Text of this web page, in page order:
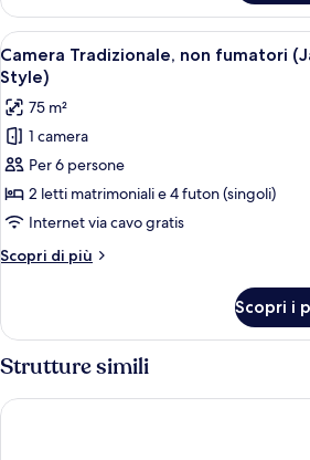
(Japanese
Suite)
in
stile
giapponese,
non
fumatori
(Japanese
Suite)
Apri
tutte
le
foto
per
Camera
Tradizionale,
non
fumatori
(Japanese
Style)
6
Camera Tradizionale, non fumatori
Style)
75 m²
1 camera
Per 6 persone
2 letti matrimoniali e 4 futon (singoli)
Internet via cavo gratis
Scopri di più
Altri
Tradizionale,
non
fumatori
(Japanese
Western
Scopri i
Strutture simili
Centurion Hotel Ikebukuro